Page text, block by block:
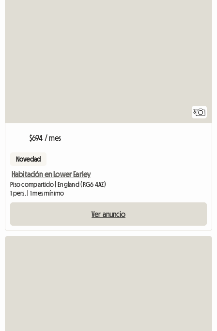
3
$694 / mes
Novedad
Habitación en Lower Earley
Piso compartido | England (RG6 4AZ)
1 pers. | 1 mes mínimo
Ver anuncio